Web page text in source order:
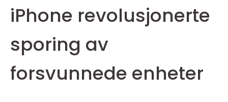
iPhone revolusjonerte
sporing av
forsvunnede enheter